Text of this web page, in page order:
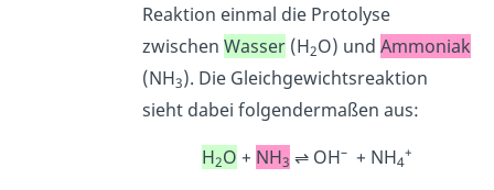
Reaktion einmal die Protolyse
zwischenWasser (H2O) undAmmoniak
(NH3). Die Gleichgewichtsreaktion
sieht dabei folgendermaßen aus:
H2O + NH3 ⇌ OH– + NH4
+